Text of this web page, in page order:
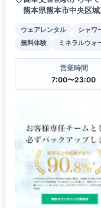
熊本県熊本市中央区
ウェアレンタル シャワ
無料体験
ミネラルウォ
営業時間
7:00〜23:00